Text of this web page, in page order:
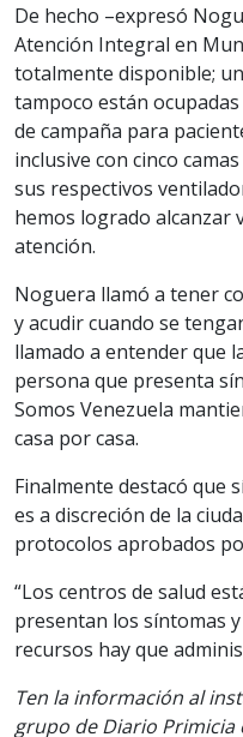
De hecho –expresó
Atención Integral en
totalmente disponible;
tampoco están
de campaña para
inclusive con cinco
sus respectivos
hemos logrado alcanzar
atención.
Noguera llamó a tener
y acudir cuando se
llamado a entender que
persona que presenta
Somos Venezuela
casa por casa.
Finalmente destacó que
es a discreción de la
protocolos aprobados
“Los centros de salud
presentan los síntomas
recursos hay que
Ten la información al
grupo de Diario Primicia